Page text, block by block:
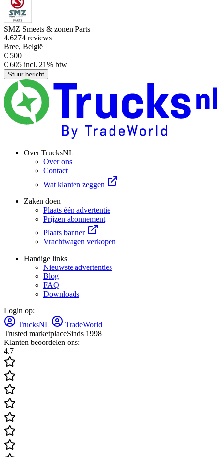
SMZ Smeets & zonen Parts
4.6274 reviews
Bree, België
€ 500
€ 605 incl. 21% btw
Stuur bericht
Over TrucksNL
Over ons
Contact
Wat klanten zeggen
Zaken doen
Plaats één advertentie
Prijzen abonnement
Plaats banner
Vrachtwagen verkopen
Handige links
Nieuwste advertenties
Blog
FAQ
Downloads
Login op:
TrucksNL
TradeWorld
Trusted marketplaceSinds 1998
Klanten beoordelen ons:
4.7